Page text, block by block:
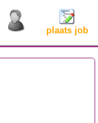
plaats job